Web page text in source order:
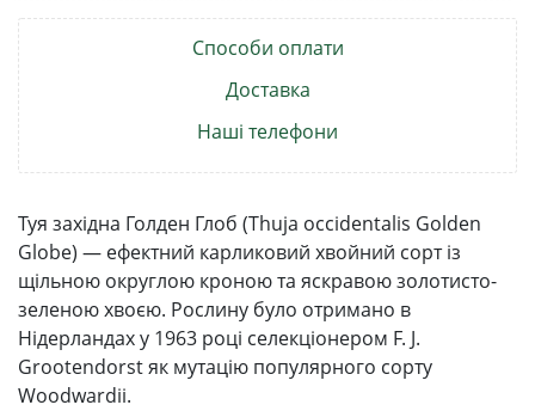
Способи оплати
Доставка
Наші телефони
Туя західна Голден Глоб (Thuja occidentalis Golden
Globe) — ефектний карликовий хвойний сорт із
щільною округлою кроною та яскравою золотисто-
зеленою хвоєю. Рослину було отримано в
Нідерландах у 1963 році селекціонером F. J.
Grootendorst як мутацію популярного сорту
Woodwardii.